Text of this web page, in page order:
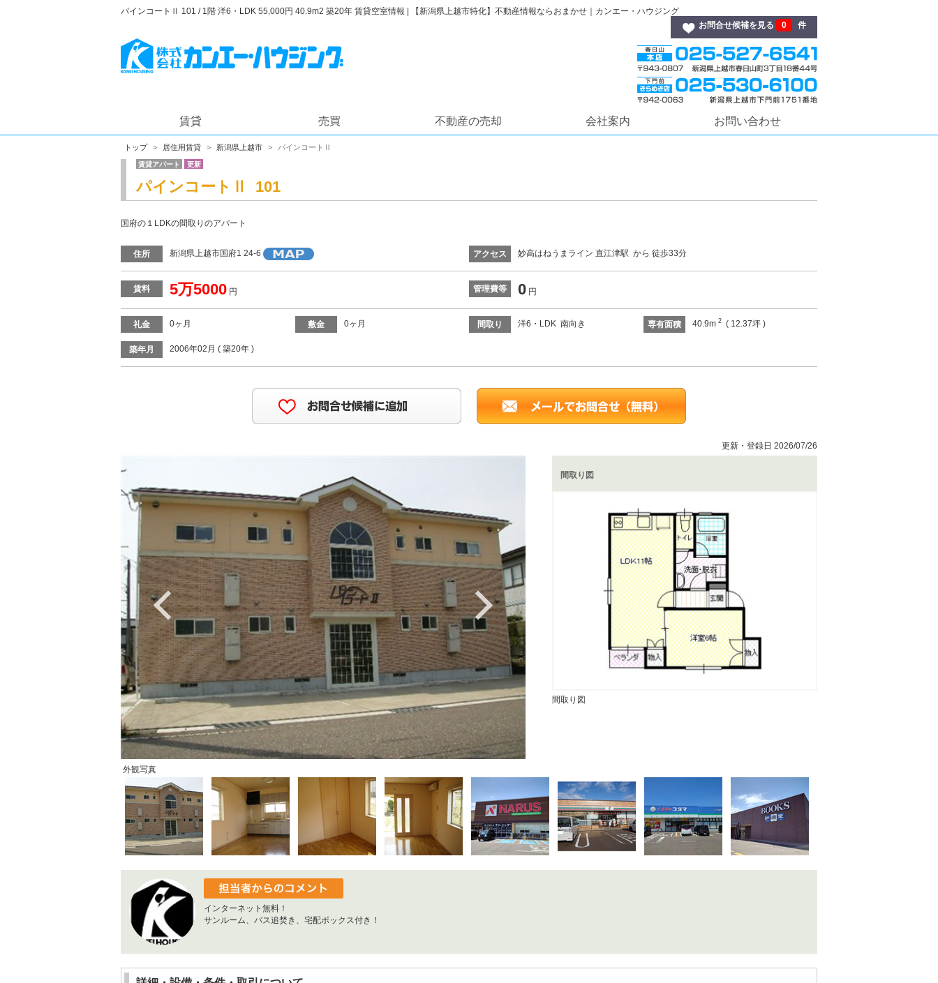
パインコートⅡ 101 / 1階 洋6・LDK 55,000円 40.9m2 築20年 賃貸空室情報 | 【新潟県上越市特化】不動産情報ならおまかせ｜カンエー・ハウジング
お問合せ候補を見る
0 件
賃貸 売買 不動産の売却 会社案内 お問い合わせ
トップ 居住用賃貸 新潟県上越市 パインコートⅡ
賃貸アパート 更新
パインコートⅡ 101
国府の１LDKの間取りのアパート
住所 新潟県上越市国府1 24-6 アクセス 妙高はねうまライン 直江津駅 から 徒歩33分
賃料 5万5000 円 管理費等 0 円
礼金 0ヶ月 敷金 0ヶ月 間取り 洋6・LDK 南向き 専有面積 40.9m 2( 12.37坪 )
築年月 2006年02月 ( 築20年 )
更新・登録日 2026/07/26
Previous
外観写真
Next
間取り図
間取り図
インターネット無料！
サンルーム、バス追焚き、宅配ボックス付き！